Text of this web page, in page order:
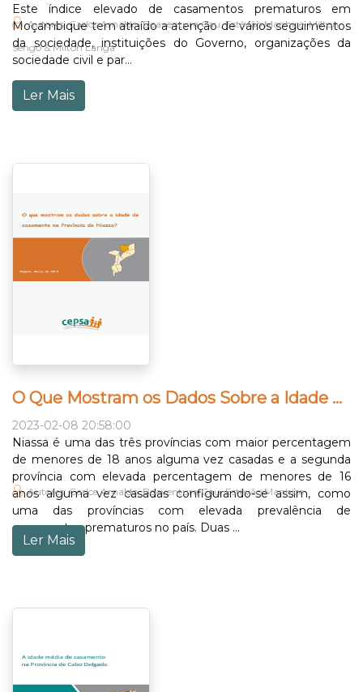
Este índice elevado de casamentos prematuros em
Moçambique tem atraído a atenção de vários seguimentos
da sociedade, instituições do Governo, organizações da
sociedade civil e par...
Autores: Carlos Arnaldo, Boaventura Cau, Estêvão Manhice, Milton
Sengo & Milton Langa
Ler Mais
O Que Mostram os Dados Sobre a Idade de Casamento na Província de Niassa?
2023-02-08 20:58:00
Niassa é uma das três províncias com maior percentagem
de menores de 18 anos alguma vez casadas e a segunda
província com elevada percentagem de menores de 16
anos alguma vez casadas configurando-se assim, como
uma das províncias com elevada prevalência de
casamentos prematuros no país. Duas ...
Autores: Carlos Arnaldo, Boaventura Cau, Estêvão Manhice
Ler Mais